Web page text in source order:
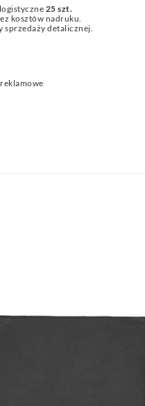
25 szt.
kosztów nadruku.
sprzedaży detalicznej.